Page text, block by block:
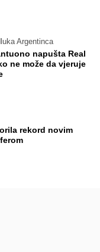
Argentinca
napušta Real
ne može da vjeruje
rekord novim